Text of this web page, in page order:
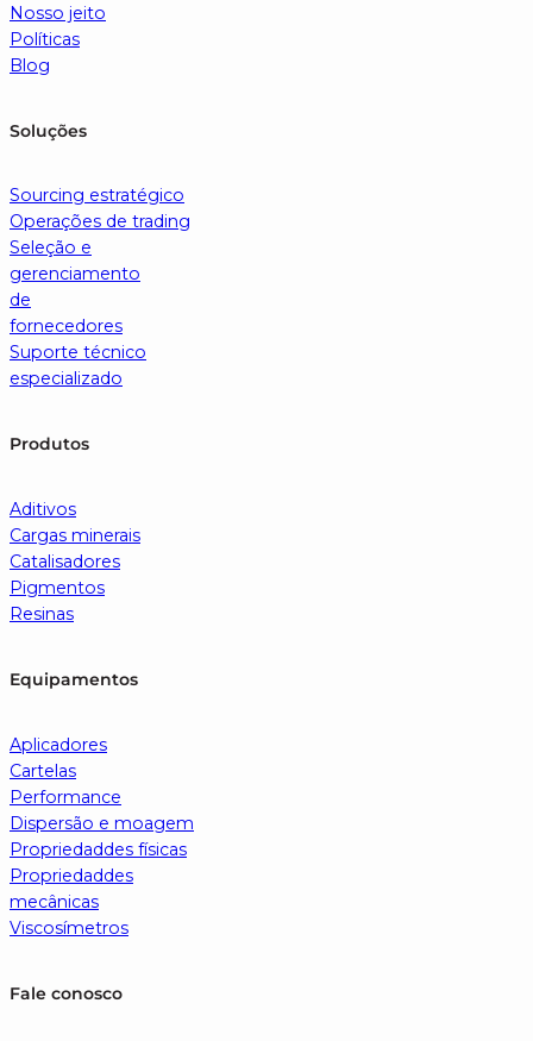
Nosso jeito
Políticas
Blog
Soluções
Sourcing estratégico
Operações de trading
Seleção e
gerenciamento
de
fornecedores
Suporte técnico
especializado
Produtos
Aditivos
Cargas minerais
Catalisadores
Pigmentos
Resinas
Equipamentos
Aplicadores
Cartelas
Performance
Dispersão e moagem
Propriedaddes físicas
Propriedaddes
mecânicas
Viscosímetros
Fale conosco